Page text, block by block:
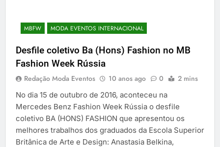
MBFW MODA EVENTOS INTERNACIONAL
Desfile coletivo Ba (Hons) Fashion no MB
Fashion Week Rússia
Redação Moda Eventos 10 anos ago 0 2 mins
No dia 15 de outubro de 2016, aconteceu na
Mercedes Benz Fashion Week Rússia o desfile
coletivo BA (HONS) FASHION que apresentou os
melhores trabalhos dos graduados da Escola Superior
Britânica de Arte e Design: Anastasia Belkina,